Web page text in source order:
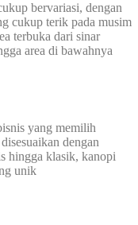
bervariasi, dengan
cukup terik pada musim
terbuka dari sinar
area di bawahnya
yang memilih
dengan
hingga klasik, kanopi
unik